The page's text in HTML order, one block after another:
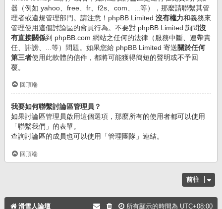
器（例如 yahoo、free、fr、f2s、com、...等），那麼請聯繫其管
理者或違規管理部門。請注意！phpBB Limited 沒有權力和義務來
管理使用這個討論區的會員行為。不要對 phpBB Limited 詢問沒
有直接關係到 phpBB.com 網站之任何的法律（服務中斷、連帶責
任、誹謗、...等）問題。如果您給 phpBB Limited 寄送關於任何
第三者使用此軟體的信件，都將可能獲得簡短的聲明或不予回
覆。
回頂端
我要如何聯繫討論區管理員？
如果討論區管理員啟用這個選項，那麼所有的使用者都可以使用
「聯繫我們」的表單。
查詢討論區的成員也可以使用「管理團隊」連結。
回頂端
前往
滑雪人論壇 所有顯示的時間為 UTC+08:00